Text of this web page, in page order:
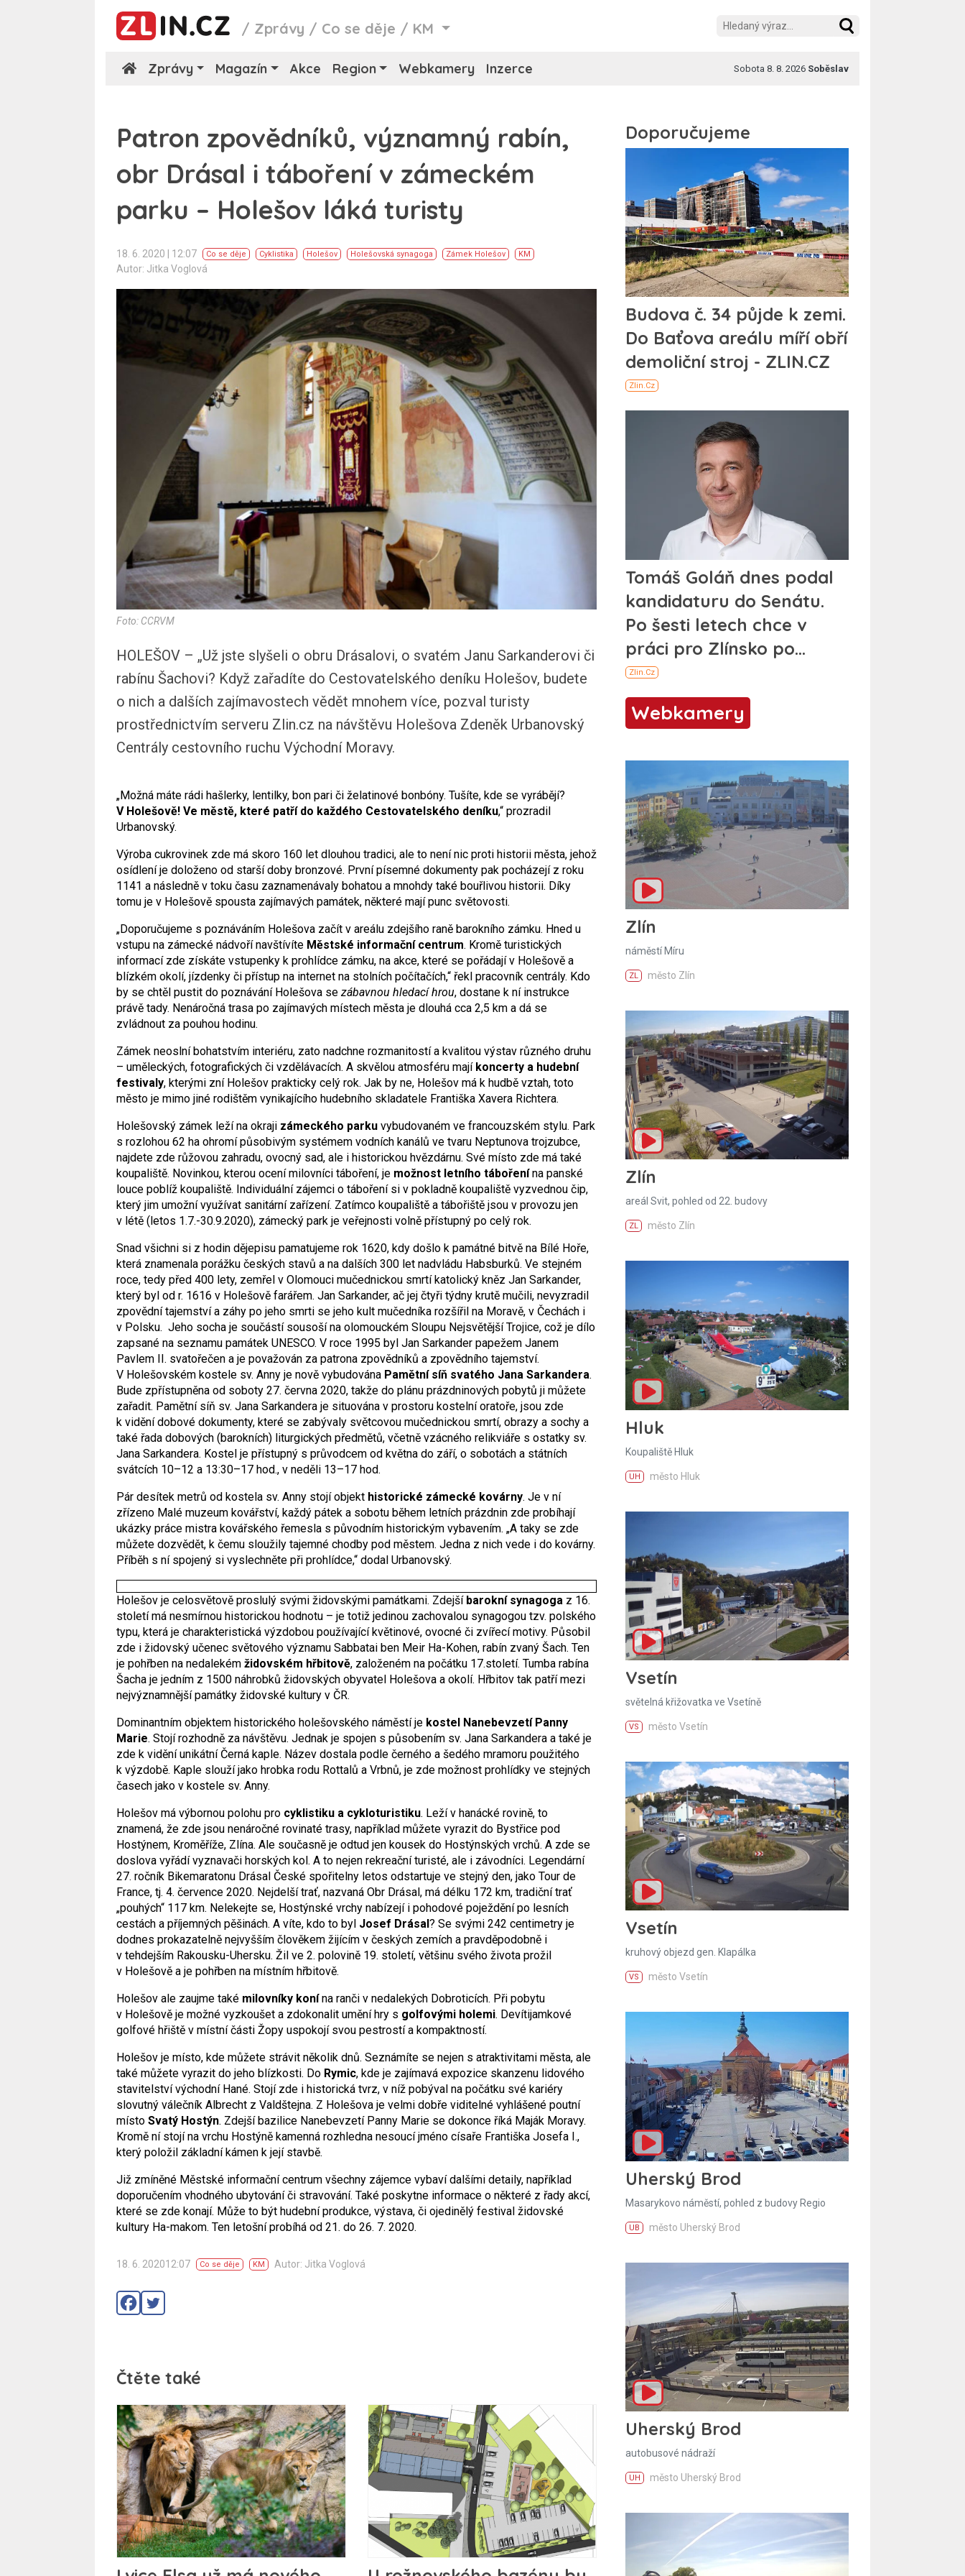
/ Zprávy / Co se děje / KM
Zprávy Magazín Akce Region Webkamery Inzerce Sobota 8. 8. 2026 Soběslav
Patron zpovědníků, významný rabín,
obr Drásal i táboření v zámeckém
parku – Holešov láká turisty
18. 6. 2020 | 12:07 Co se děje Cyklistika Holešov Holešovská synagoga Zámek Holešov KM
Autor: Jitka Voglová
Foto: CCRVM
HOLEŠOV – „Už jste slyšeli o obru Drásalovi, o svatém Janu Sarkanderovi či
rabínu Šachovi? Když zařadíte do Cestovatelského deníku Holešov, budete
o nich a dalších zajímavostech vědět mnohem více, pozval turisty
prostřednictvím serveru Zlin.cz na návštěvu Holešova Zdeněk Urbanovský
Centrály cestovního ruchu Východní Moravy.
„Možná máte rádi hašlerky, lentilky, bon pari či želatinové bonbóny. Tušíte, kde se vyrábějí?
V Holešově! Ve městě, které patří do každého Cestovatelského deníku,“ prozradil
Urbanovský.
Výroba cukrovinek zde má skoro 160 let dlouhou tradici, ale to není nic proti historii města, jehož
osídlení je doloženo od starší doby bronzové. První písemné dokumenty pak pocházejí z roku
1141 a následně v toku času zaznamenávaly bohatou a mnohdy také bouřlivou historii. Díky
tomu je v Holešově spousta zajímavých památek, některé mají punc světovosti.
„Doporučujeme s poznáváním Holešova začít v areálu zdejšího raně barokního zámku. Hned u
vstupu na zámecké nádvoří navštívíte Městské informační centrum. Kromě turistických
informací zde získáte vstupenky k prohlídce zámku, na akce, které se pořádají v Holešově a
blízkém okolí, jízdenky či přístup na internet na stolních počítačích,“ řekl pracovník centrály. Kdo
by se chtěl pustit do poznávání Holešova se zábavnou hledací hrou, dostane k ní instrukce
právě tady. Nenáročná trasa po zajímavých místech města je dlouhá cca 2,5 km a dá se
zvládnout za pouhou hodinu.
Zámek neoslní bohatstvím interiéru, zato nadchne rozmanitostí a kvalitou výstav různého druhu
– uměleckých, fotografických či vzdělávacích. A skvělou atmosféru mají koncerty a hudební
festivaly, kterými zní Holešov prakticky celý rok. Jak by ne, Holešov má k hudbě vztah, toto
město je mimo jiné rodištěm vynikajícího hudebního skladatele Františka Xavera Richtera.
Holešovský zámek leží na okraji zámeckého parku vybudovaném ve francouzském stylu. Park
s rozlohou 62 ha ohromí působivým systémem vodních kanálů ve tvaru Neptunova trojzubce,
najdete zde růžovou zahradu, ovocný sad, ale i historickou hvězdárnu. Své místo zde má také
koupaliště. Novinkou, kterou ocení milovníci táboření, je možnost letního tábořenína panské
louce poblíž koupaliště. Individuální zájemci o táboření si v pokladně koupaliště vyzvednou čip,
který jim umožní využívat sanitární zařízení. Zatímco koupaliště a tábořiště jsou v provozu jen
v létě (letos 1.7.-30.9.2020), zámecký park je veřejnosti volně přístupný po celý rok.
Snad všichni si z hodin dějepisu pamatujeme rok 1620, kdy došlo k památné bitvě na Bílé Hoře,
která znamenala porážku českých stavů a na dalších 300 let nadvládu Habsburků. Ve stejném
roce, tedy před 400 lety, zemřel v Olomouci mučednickou smrtí katolický kněz Jan Sarkander,
který byl od r. 1616 v Holešově farářem. Jan Sarkander, ač jej čtyři týdny krutě mučili, nevyzradil
zpovědní tajemství a záhy po jeho smrti se jeho kult mučedníka rozšířil na Moravě, v Čechách i
v Polsku. Jeho socha je součástí sousoší na olomouckém Sloupu Nejsvětější Trojice, což je dílo
zapsané na seznamu památek UNESCO. V roce 1995 byl Jan Sarkander papežem Janem
Pavlem II. svatořečen a je považován za patrona zpovědníků a zpovědního tajemství.
V Holešovském kostele sv. Anny je nově vybudována Pamětní síň svatého Jana Sarkandera.
Bude zpřístupněna od soboty 27. června 2020, takže do plánu prázdninových pobytů ji můžete
zařadit. Pamětní síň sv. Jana Sarkandera je situována v prostoru kostelní oratoře, jsou zde
k vidění dobové dokumenty, které se zabývaly světcovou mučednickou smrtí, obrazy a sochy a
také řada dobových (barokních) liturgických předmětů, včetně vzácného relikviáře s ostatky sv.
Jana Sarkandera. Kostel je přístupný s průvodcem od května do září, o sobotách a státních
svátcích 10–12 a 13:30–17 hod., v neděli 13–17 hod.
Pár desítek metrů od kostela sv. Anny stojí objekt historické zámecké kovárny. Je v ní
zřízeno Malé muzeum kovářství, každý pátek a sobotu během letních prázdnin zde probíhají
ukázky práce mistra kovářského řemesla s původním historickým vybavením. „A taky se zde
můžete dozvědět, k čemu sloužily tajemné chodby pod městem. Jedna z nich vede i do kovárny.
Příběh s ní spojený si vyslechněte při prohlídce,“ dodal Urbanovský.
Holešov je celosvětově proslulý svými židovskými památkami. Zdejší barokní synagoga z 16.
století má nesmírnou historickou hodnotu – je totiž jedinou zachovalou synagogou tzv. polského
typu, která je charakteristická výzdobou používající květinové, ovocné či zvířecí motivy. Působil
zde i židovský učenec světového významu Sabbatai ben Meir Ha-Kohen, rabín zvaný Šach. Ten
je pohřben na nedalekém židovském hřbitově, založeném na počátku 17.století. Tumba rabína
Šacha je jedním z 1500 náhrobků židovských obyvatel Holešova a okolí. Hřbitov tak patří mezi
nejvýznamnější památky židovské kultury v ČR.
Dominantním objektem historického holešovského náměstí je kostel Nanebevzetí Panny
Marie. Stojí rozhodně za návštěvu. Jednak je spojen s působením sv. Jana Sarkandera a také je
zde k vidění unikátní Černá kaple. Název dostala podle černého a šedého mramoru použitého
k výzdobě. Kaple slouží jako hrobka rodu Rottalů a Vrbnů, je zde možnost prohlídky ve stejných
časech jako v kostele sv. Anny.
Holešov má výbornou polohu pro cyklistiku a cykloturistiku. Leží v hanácké rovině, to
znamená, že zde jsou nenáročné rovinaté trasy, například můžete vyrazit do Bystřice pod
Hostýnem, Kroměříže, Zlína. Ale současně je odtud jen kousek do Hostýnských vrchů. A zde se
doslova vyřádí vyznavači horských kol. A to nejen rekreační turisté, ale i závodníci. Legendární
27. ročník Bikemaratonu Drásal České spořitelny letos odstartuje ve stejný den, jako Tour de
France, tj. 4. července 2020. Nejdelší trať, nazvaná Obr Drásal, má délku 172 km, tradiční trať
„pouhých“ 117 km. Nelekejte se, Hostýnské vrchy nabízejí i pohodové poježdění po lesních
cestách a příjemných pěšinách. A víte, kdo to byl Josef Drásal? Se svými 242 centimetry je
dodnes prokazatelně nejvyšším člověkem žijícím v českých zemích a pravděpodobně i
v tehdejším Rakousku-Uhersku. Žil ve 2. polovině 19. století, většinu svého života prožil
v Holešově a je pohřben na místním hřbitově.
Holešov ale zaujme také milovníky konína ranči v nedalekých Dobroticích. Při pobytu
v Holešově je možné vyzkoušet a zdokonalit umění hry s golfovými holemi. Devítijamkové
golfové hřiště v místní části Žopy uspokojí svou pestrostí a kompaktností.
Holešov je místo, kde můžete strávit několik dnů. Seznámíte se nejen s atraktivitami města, ale
také můžete vyrazit do jeho blízkosti. Do Rymic, kde je zajímavá expozice skanzenu lidového
stavitelství východní Hané. Stojí zde i historická tvrz, v níž pobýval na počátku své kariéry
slovutný válečník Albrecht z Valdštejna. Z Holešova je velmi dobře viditelné vyhlášené poutní
místo Svatý Hostýn. Zdejší bazilice Nanebevzetí Panny Marie se dokonce říká Maják Moravy.
Kromě ní stojí na vrchu Hostýně kamenná rozhledna nesoucí jméno císaře Františka Josefa I.,
který položil základní kámen k její stavbě.
Již zmíněné Městské informační centrum všechny zájemce vybaví dalšími detaily, například
doporučením vhodného ubytování či stravování. Také poskytne informace o některé z řady akcí,
které se zde konají. Může to být hudební produkce, výstava, či ojedinělý festival židovské
kultury Ha-makom. Ten letošní probíhá od 21. do 26. 7. 2020.
18. 6. 202012:07 Co se děje KM Autor: Jitka Voglová
Čtěte také
Webkamery
Zlín
náměstí Míru
ZL město Zlín
Zlín
areál Svit, pohled od 22. budovy
ZL město Zlín
Hluk
Koupaliště Hluk
UH město Hluk
Vsetín
světelná křižovatka ve Vsetíně
VS město Vsetín
Vsetín
kruhový objezd gen. Klapálka
VS město Vsetín
Uherský Brod
Masarykovo náměstí, pohled z budovy Regio
UB město Uherský Brod
Uherský Brod
autobusové nádraží
UH město Uherský Brod